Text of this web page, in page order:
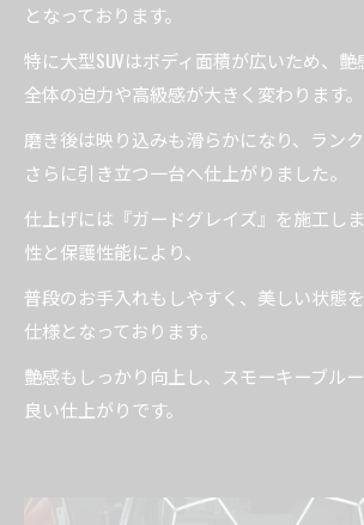
となっております。
特に大型SUVはボディ面積が広いため、
全体の迫力や高級感が大きく変わります。
磨き後は映り込みも滑らかになり、ラン
さらに引き立つ一台へ仕上がりました。
仕上げには『ガードグレイズ』を施工し
性と保護性能により、
普段のお手入れもしやすく、美しい状態
仕様となっております。
艶感もしっかり向上し、スモーキーブル
良い仕上がりです。